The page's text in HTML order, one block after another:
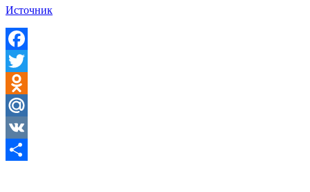
Источник
Facebook
Twitter
Odnoklassniki
Mail.Ru
VK